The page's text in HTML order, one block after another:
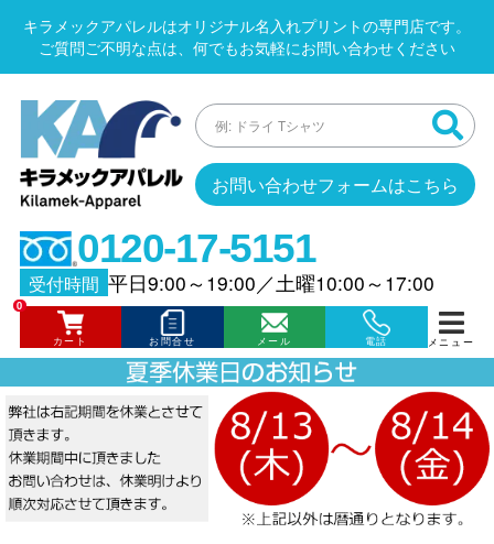
キラメックアパレルはオリジナル名入れプリントの専門店です。
ご質問ご不明な点は、何でもお気軽にお問い合わせください
お問い合わせフォームはこちら
0120-17-5151
受付時間 平日9:00～19:00／土曜10:00～17:00
カート
0
お問合せ メール 電話 メニュー